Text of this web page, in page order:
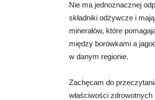
Nie ma jednoznacznej
składniki odżywcze i
minerałów, które
między borówkami a
w danym regionie.
Zachęcam do
właściwości